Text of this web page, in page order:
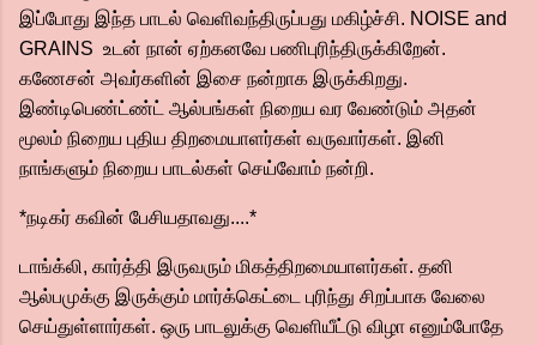
இப்போது இந்த பாடல் வெளிவந்திருப்பது மகிழ்ச்சி. NOISE and
GRAINS உடன் நான் ஏற்கனவே பணிபுரிந்திருக்கிறேன்.
கணேசன் அவர்களின் இசை நன்றாக இருக்கிறது.
இண்டிபெண்ட்ண்ட் ஆல்பங்கள் நிறைய வர வேண்டும் அதன்
மூலம் நிறைய புதிய திறமையாளர்கள் வருவார்கள். இனி
நாங்களும் நிறைய பாடல்கள் செய்வோம் நன்றி.
*நடிகர் கவின் பேசியதாவது....*
டாங்க்லி, கார்த்தி இருவரும் மிகத்திறமையாளர்கள். தனி
ஆல்பமுக்கு இருக்கும் மார்க்கெட்டை புரிந்து சிறப்பாக வேலை
செய்துள்ளார்கள். ஒரு பாடலுக்கு வெளியீட்டு விழா எனும்போதே